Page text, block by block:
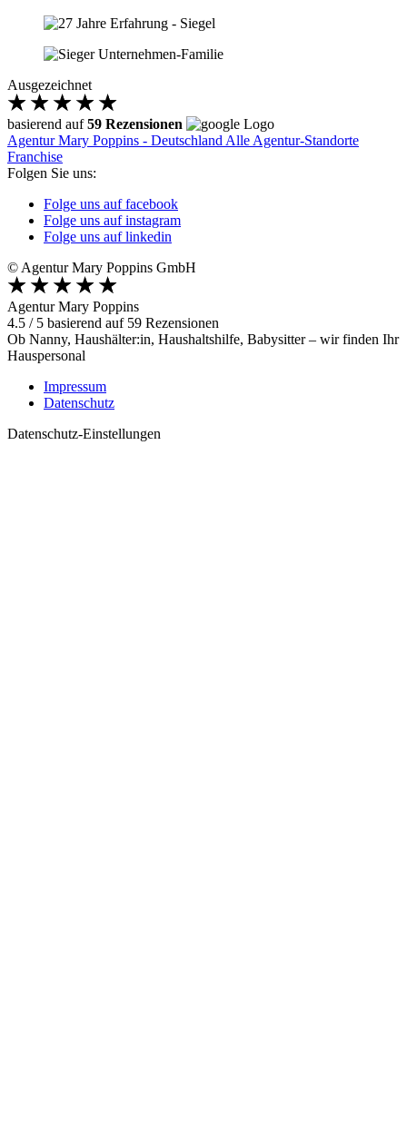
Ausgezeichnet
basierend auf59 Rezensionen
Agentur Mary Poppins - Deutschland Alle Agentur-Standorte
Franchise
Folgen Sie uns:
Folge uns auf facebook
Folge uns auf instagram
Folge uns auf linkedin
© Agentur Mary Poppins GmbH
Agentur Mary Poppins
4.5 / 5 basierend auf 59 Rezensionen
Ob Nanny, Haushälter:in, Haushaltshilfe, Babysitter – wir finden Ihr
Hauspersonal
Impressum
Datenschutz
Datenschutz-Einstellungen